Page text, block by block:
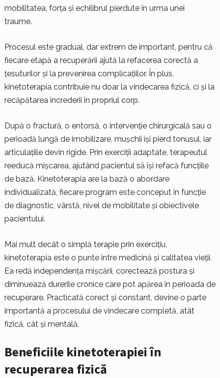
mobilitatea, forța și echilibrul pierdute în urma unei
traume.
Procesul este gradual, dar extrem de important, pentru că
fiecare etapă a recuperării ajută la refacerea corectă a
țesuturilor și la prevenirea complicațiilor. În plus,
kinetoterapia contribuie nu doar la vindecarea fizică, ci și la
recăpătarea încrederii în propriul corp.
După o fractură, o entorsă, o intervenție chirurgicală sau o
perioadă lungă de imobilizare, mușchii își pierd tonusul, iar
articulațiile devin rigide. Prin exerciții adaptate, terapeutul
reeducă mișcarea, ajutând pacientul să își refacă funcțiile
de bază. Kinetoterapia are la bază o abordare
individualizată, fiecare program este conceput în funcție
de diagnostic, vârstă, nivel de mobilitate și obiectivele
pacientului.
Mai mult decât o simplă terapie prin exercițiu,
kinetoterapia este o punte între medicină și calitatea vieții.
Ea redă independența mișcării, corectează postura și
diminuează durerile cronice care pot apărea în perioada de
recuperare. Practicată corect și constant, devine o parte
importantă a procesului de vindecare completă, atât
fizică, cât și mentală.
Beneficiile kinetoterapiei în
recuperarea fizică